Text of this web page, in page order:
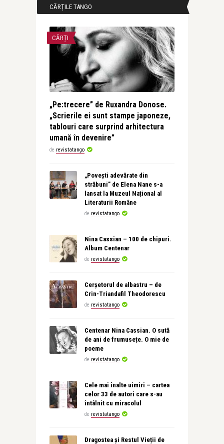
CĂRȚILE TANGO
CĂRȚI
„Pe:trecere” de Ruxandra Donose.
„Scrierile ei sunt stampe japoneze,
tablouri care surprind arhitectura
umană în devenire”
de revistatango
„Povești adevărate din
străbuni” de Elena Nane s-a
lansat la Muzeul Național al
Literaturii Române
de revistatango
Nina Cassian – 100 de chipuri.
Album Centenar
de revistatango
Cerșetorul de albastru – de
Crin-Triandafil Theodorescu
de revistatango
Centenar Nina Cassian. O sută
de ani de frumusețe. O mie de
poeme
de revistatango
Cele mai înalte uimiri – cartea
celor 33 de autori care s-au
întâlnit cu miracolul
de revistatango
Dragostea și Restul Vieții de